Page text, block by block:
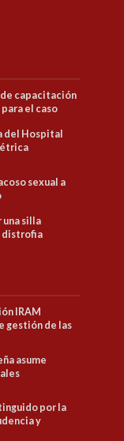
capacitación
el caso
del Hospital
sexual a
una silla
distrofia
IRAM
gestión de las
asume
por la
y